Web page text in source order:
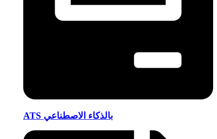
ATS بالذكاء الاصطناعي